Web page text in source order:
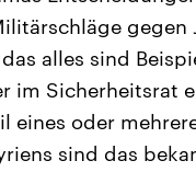
das alles sind
im Sicherheitsrat
eines oder
sind das